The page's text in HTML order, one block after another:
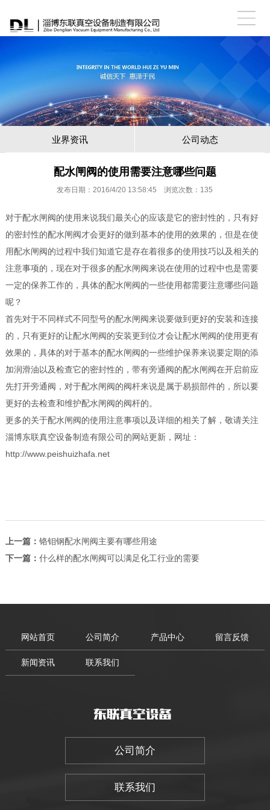
业界资讯 公司动态
配水闸阀的使用需要注意哪些问题
发布日期：2016/4/20 13:58:45 浏览次数： 135
对于配水闸阀的使用来说我们最关心的应该是它的密封性的，只有好
的密封性的配水闸阀才会更好的做到基本的使用的效果的，但是在使
用配水闸阀的过程中我们知道它是存在着很多的使用技巧以及相关的
注意事项的，现在对于很多的配水闸阀来说在使用的过程中也是需要
一定的保养工作的，具体的配水闸阀的一些使用都需要注意哪些问题
呢？
首先对于不同样式不同型号的配水闸阀来说要做到更好的安装和连接
的，只有更好的让配水闸阀的安装更到位才会让配水闸阀的使用更有
效果的，具体的对于基本的配水闸阀的一些维护保养来说要定期的添
加润滑油以及检查它的密封性的，带有旁通阀的配水闸阀在开启前应
先打开旁通阀，对于配水闸阀的阀杆来说是属于易损部件的，所以要
更好的去检查和维护配水闸阀的阀杆的。
更多的关于配水闸阀的使用注意事项以及详细的相关了解，敬请关注
淄博东联真空设备制造有限公司的网站更新，网址：
http://www.peishuizhafa.net
上一篇： 铬钼钢配水闸阀主要有哪些用途
下一篇： 什么样的配水闸阀可以满足化工行业的需要
网站首页 公司简介 产品中心 留言反馈
新闻资讯 联系我们
公司简介
联系我们